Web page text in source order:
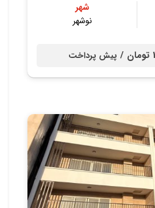
شهر
نوشهر
پیش پرداخت